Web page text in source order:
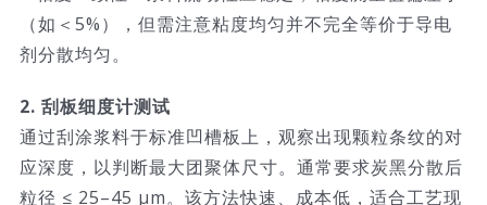
（如＜5%），但需注意粘度均匀并不完全等价于导电
剂分散均匀。
2. 刮板细度计测试
通过刮涂浆料于标准凹槽板上，观察出现颗粒条纹的对
应深度，以判断最大团聚体尺寸。通常要求炭黑分散后
粒径 ≤ 25–45 μm。该方法快速、成本低，适合工艺现